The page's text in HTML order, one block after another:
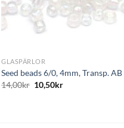
GLASPÄRLOR
Seed beads 6/0, 4mm, Transp. AB
14,00kr 10,50kr